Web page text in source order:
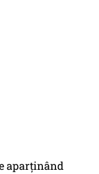
aparţinând